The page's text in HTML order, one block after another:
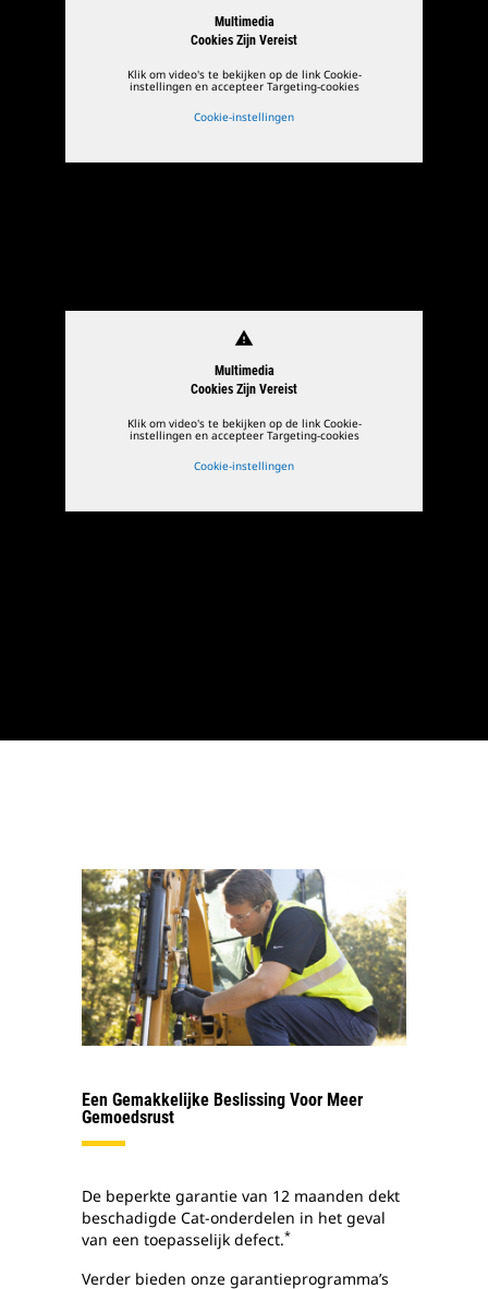
Multimedia
Cookies Zijn Vereist
Klik om video's te bekijken op de link Cookie-
instellingen en accepteer Targeting-cookies
Cookie-instellingen
warning
Multimedia
Cookies Zijn Vereist
Klik om video's te bekijken op de link Cookie-
instellingen en accepteer Targeting-cookies
Cookie-instellingen
Een Gemakkelijke Beslissing Voor Meer
Gemoedsrust
De beperkte garantie van 12 maanden dekt
beschadigde Cat-onderdelen in het geval
van een toepasselijk defect.*
Verder bieden onze garantieprogramma’s